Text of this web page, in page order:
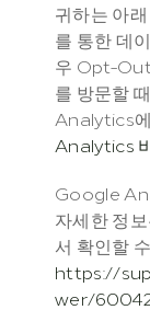
귀하는 아
를 통한 데
우 Opt-Out
를 방문할
Analytics
Analytics
Google
자세한 정
https://
wer/